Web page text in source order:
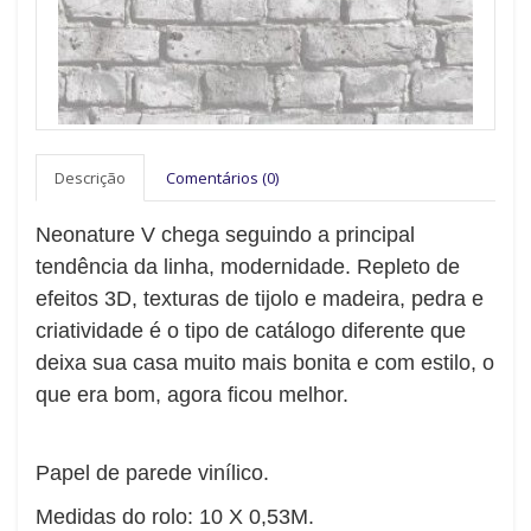
Descrição Comentários (0)
Neonature V chega seguindo a principal
tendência da linha, modernidade. Repleto de
efeitos 3D, texturas de tijolo e madeira, pedra e
criatividade é o tipo de catálogo diferente que
deixa sua casa muito mais bonita e com estilo, o
que era bom, agora ficou melhor.
Papel de parede vinílico.
Medidas do rolo: 10 X 0,53M.